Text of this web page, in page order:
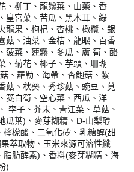
、柳丁、龍鬚菜、山藥、香
皇宮菜、苦瓜、黑木耳、綠
龍果、枸杞、杏桃、橄欖、銀
菇、油菜、金桔、龍眼、百香
菠菜、蓮霧、冬瓜、蘆 筍、酪
、菊花、椰子、芋頭、珊瑚
、羅勒、海帶、杏鮑菇、紫
菇、秋葵、秀珍菇、豌豆、莧
筊白筍、空心菜、西瓜、洋
李子、芥末、青江菜、草菇、
瓜葉)、麥芽糊精、D-山梨醇
檬酸、二氧化矽、乳糖醇(甜
萃取物、玉米來源可溶性纖
肪酵素)、香料(麥芽糊精、海
)